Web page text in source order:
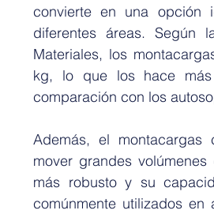
convierte en una opción
diferentes áreas. Según
Materiales, los
kg, lo que los hace
comparación con los
Además, el montacargas
mover grandes
más robusto y su
comúnmente utilizados